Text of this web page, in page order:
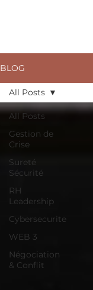
BLOG
All Posts
Gestion de
Crise
Sureté
Sécurité
RH
Leadership
Cybersecurite
WEB 3
Négociation
& Conflit
All Posts